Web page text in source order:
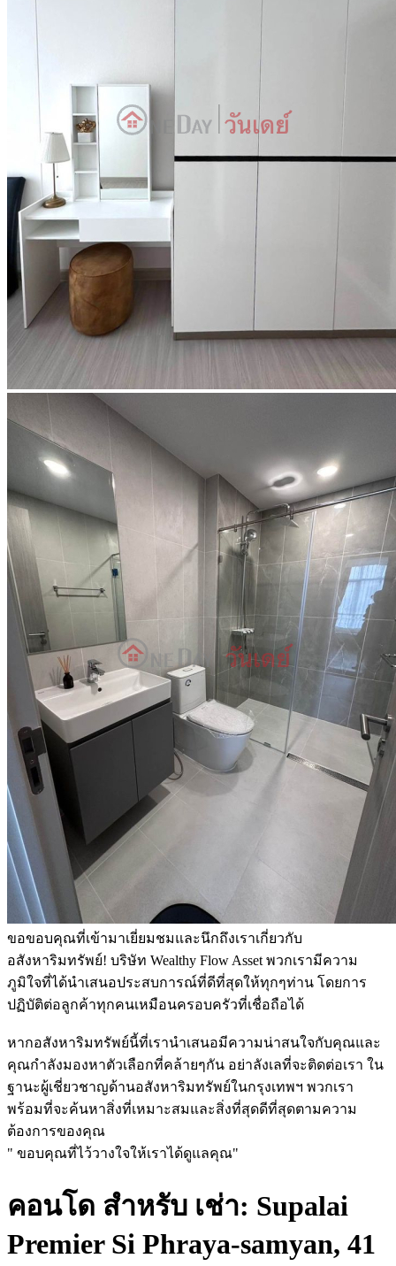
ขอขอบคุณที่เข้ามาเยี่ยมชมและนึกถึงเราเกี่ยวกับ
อสังหาริมทรัพย์! บริษัท Wealthy Flow Asset พวกเรามีความ
ภูมิใจที่ได้นำเสนอประสบการณ์ที่ดีที่สุดให้ทุกๆท่าน โดยการ
ปฏิบัติต่อลูกค้าทุกคนเหมือนครอบครัวที่เชื่อถือได้
หากอสังหาริมทรัพย์นี้ที่เรานำเสนอมีความน่าสนใจกับคุณและ
คุณกำลังมองหาตัวเลือกที่คล้ายๆกัน อย่าลังเลที่จะติดต่อเรา ใน
ฐานะผู้เชี่ยวชาญด้านอสังหาริมทรัพย์ในกรุงเทพฯ พวกเรา
พร้อมที่จะค้นหาสิ่งที่เหมาะสมและสิ่งที่สุดดีที่สุดตามความ
ต้องการของคุณ
" ขอบคุณที่ไว้วางใจให้เราได้ดูแลคุณ"
คอนโด สำหรับ เช่า: Supalai
Premier Si Phraya-samyan, 41